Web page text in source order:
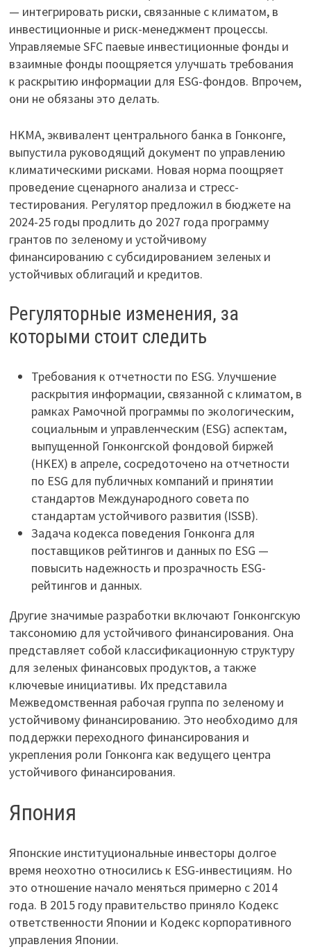
— интегрировать риски, связанные с климатом, в
инвестиционные и риск-менеджмент процессы.
Управляемые SFC паевые инвестиционные фонды и
взаимные фонды поощряется улучшать требования
к раскрытию информации для ESG-фондов. Впрочем,
они не обязаны это делать.
HKMA, эквивалент центрального банка в Гонконге,
выпустила руководящий документ по управлению
климатическими рисками. Новая норма поощряет
проведение сценарного анализа и стресс-
тестирования. Регулятор предложил в бюджете на
2024-25 годы продлить до 2027 года программу
грантов по зеленому и устойчивому
финансированию с субсидированием зеленых и
устойчивых облигаций и кредитов.
Регуляторные изменения, за
которыми стоит следить
Требования к отчетности по ESG. Улучшение
раскрытия информации, связанной с климатом, в
рамках Рамочной программы по экологическим,
социальным и управленческим (ESG) аспектам,
выпущенной Гонконгской фондовой биржей
(HKEX) в апреле, сосредоточено на отчетности
по ESG для публичных компаний и принятии
стандартов Международного совета по
стандартам устойчивого развития (ISSB).
Задача кодекса поведения Гонконга для
поставщиков рейтингов и данных по ESG —
повысить надежность и прозрачность ESG-
рейтингов и данных.
Другие значимые разработки включают Гонконгскую
таксономию для устойчивого финансирования. Она
представляет собой классификационную структуру
для зеленых финансовых продуктов, а также
ключевые инициативы. Их представила
Межведомственная рабочая группа по зеленому и
устойчивому финансированию. Это необходимо для
поддержки переходного финансирования и
укрепления роли Гонконга как ведущего центра
устойчивого финансирования.
Япония
Японские институциональные инвесторы долгое
время неохотно относились к ESG-инвестициям. Но
это отношение начало меняться примерно с 2014
года. В 2015 году правительство приняло Кодекс
ответственности Японии и Кодекс корпоративного
управления Японии.